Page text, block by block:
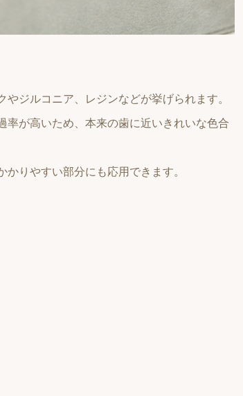
ジルコニア、レジンなどが挙げられます。
率が高いため、本来の歯に近いきれいな色合
りやすい部分にも応用できます。